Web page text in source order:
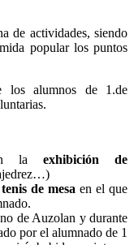
de actividades, siendo
popular los puntos
los alumnos de 1.de
laexhibición de
tenis de mesa en el que
de Auzolan y durante
por el alumnado de 1